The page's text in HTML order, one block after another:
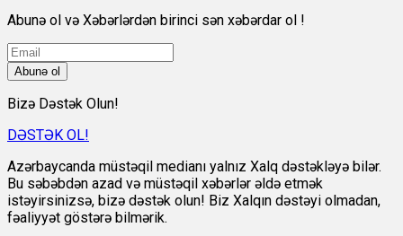
Abunə ol və Xəbərlərdən birinci sən xəbərdar ol !
Abunə ol
Bizə Dəstək Olun!
DƏSTƏK OL!
Azərbaycanda müstəqil medianı yalnız Xalq dəstəkləyə bilər.
Bu səbəbdən azad və müstəqil xəbərlər əldə etmək
istəyirsinizsə, bizə dəstək olun! Biz Xalqın dəstəyi olmadan,
fəaliyyət göstərə bilmərik.